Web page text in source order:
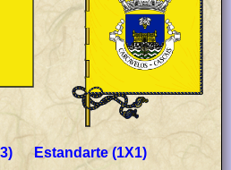
Estandarte (1X1)